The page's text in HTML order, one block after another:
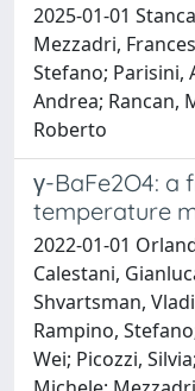
2025-01-01
Mezzadri,
Stefano; Parisini,
Andrea; Rancan,
Roberto
γ-BaFe2O4:
temperature
2022-01-01
Calestani,
Shvartsman,
Rampino,
Wei; Picozzi,